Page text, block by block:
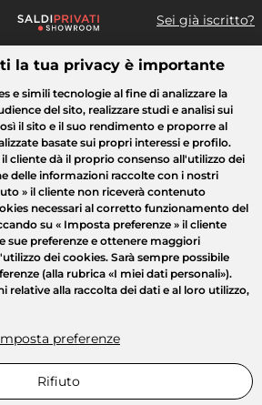
Sei già iscritto?
Casa Bellezza Elettrodomestici
la tua privacy è importante
e simili tecnologie al fine di analizzare la
del sito, realizzare studi e analisi sui
il sito e il suo rendimento e proporre al
basate sui propri interessi e profilo.
il cliente dà il proprio consenso all'utilizzo dei
delle informazioni raccolte con i nostri
» il cliente non riceverà contenuto
necessari al corretto funzionamento del
su « Imposta preferenze » il cliente
sue preferenze e ottenere maggiori
dei cookies. Sarà sempre possibile
(alla rubrica «I miei dati personali»).
relative alla raccolta dei dati e al loro utilizzo,
preferenze
Rifiuto